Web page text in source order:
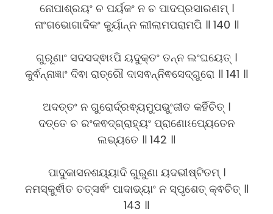
ନୋପାଶ୍ରୟଂ ଚ ପର୍ୟକଂ ନ ଚ ପାଦପ୍ରସାରଣମ୍ ।
ନାଂଗଭୋଗାଦିକଂ କୁର୍ୟାନ୍ନ ଲୀଲାମପରାମପି ॥ 140 ॥
ଗୁରୂଣାଂ ସଦସଦ୍ଵାଽପି ୟଦୁକ୍ତଂ ତନ୍ନ ଲଂଘୟେତ୍ ।
କୁର୍ଵନ୍ନାଜ୍ଞାଂ ଦିଵା ରାତ୍ରୌ ଦାସଵନ୍ନିଵସେଦ୍ଗୁରୋ ॥ 141 ॥
ଅଦତ୍ତଂ ନ ଗୁରୋର୍ଦ୍ରଵ୍ୟମୁପଭୁଂଜୀତ କର୍ହିଚିତ୍ ।
ଦତ୍ତେ ଚ ରଂକଵଦ୍ଗ୍ରାହ୍ୟଂ ପ୍ରାଣୋଽପ୍ୟେତେନ
ଲଭ୍ୟତେ ॥ 142 ॥
ପାଦୁକାସନଶୟ୍ୟାଦି ଗୁରୁଣା ୟଦଭୀଷ୍ଟିତମ୍ ।
ନମସ୍କୁର୍ଵୀତ ତତ୍ସର୍ଵଂ ପାଦାଭ୍ୟାଂ ନ ସ୍ପୃଶେତ୍ କ୍ଵଚିତ୍ ॥
143 ॥